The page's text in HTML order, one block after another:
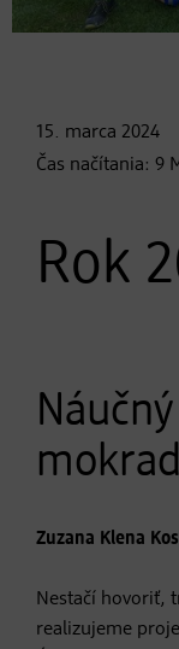
15. marca 2024
Čas načítania: 9
Rok
Zuzana Klena
Nestačí hovoriť,
realizujeme